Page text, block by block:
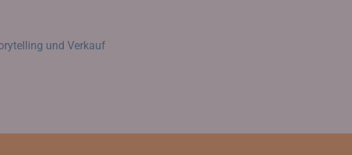
und Verkauf